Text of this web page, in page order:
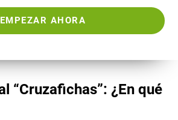
EMPEZAR AHORA
“Cruzafichas”: ¿En qué